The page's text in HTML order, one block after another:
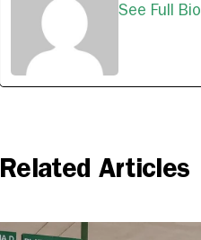
See Full Bio
Related Articles